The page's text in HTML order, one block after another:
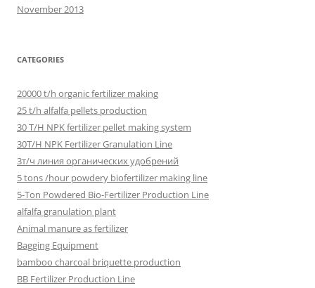
November 2013
CATEGORIES
20000 t/h organic fertilizer making
25 t/h alfalfa pellets production
30 T/H NPK fertilizer pellet making system
30T/H NPK Fertilizer Granulation Line
3т/ч линия органических удобрений
5 tons /hour powdery biofertilizer making line
5-Ton Powdered Bio-Fertilizer Production Line
alfalfa granulation plant
Animal manure as fertilizer
Bagging Equipment
bamboo charcoal briquette production
BB Fertilizer Production Line